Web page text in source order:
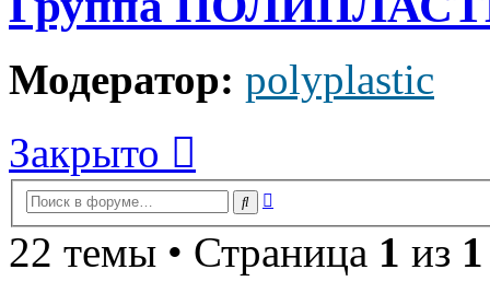
Модератор: polyplastic
Закрыто
Поиск
22 темы • Страница 1 из 1